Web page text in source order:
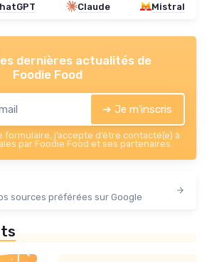
Claude Mistral
dernières actualités de
Foodie Food
➔ Je m'inscris
formulaire, j’accepte d’être contacté(e) à
par Foodie Food et ses partenaires.
sources préférées sur Google